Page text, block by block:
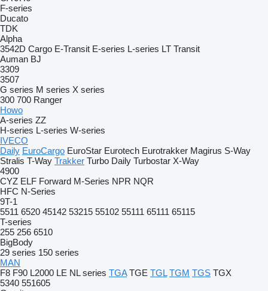
F-series
Ducato
TDK
Alpha
3542D Cargo E-Transit E-series L-series LT Transit
Auman BJ
3309
3507
G series M series X series
300 700 Ranger
Howo
A-series ZZ
H-series L-series W-series
IVECO
Daily EuroCargo EuroStar Eurotech Eurotrakker Magirus S-Way
Stralis T-Way Trakker Turbo Daily Turbostar X-Way
4900
CYZ ELF Forward M-Series NPR NQR
HFC N-Series
9T-1
5511 6520 45142 53215 55102 55111 65111 65115
T-series
255 256 6510
BigBody
29 series 150 series
MAN
F8 F90 L2000 LE NL series TGA TGE TGL TGM TGS TGX
5340 551605